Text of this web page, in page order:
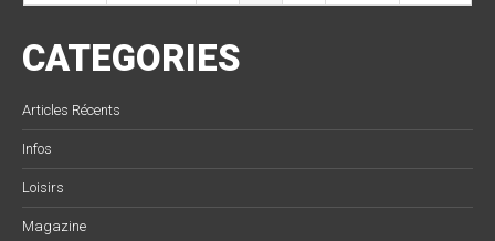
CATEGORIES
Articles Récents
Infos
Loisirs
Magazine